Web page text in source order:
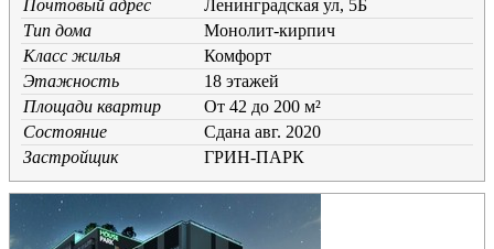
Почтовый адрес
Ленинградская ул, 5Б
Тип дома
Монолит-кирпич
Класс жилья
Комфорт
Этажность
18 этажей
Площади квартир
От 42 до 200 м²
Состояние
Cдана авг. 2020
Застройщик
ГРИН-ПАРК